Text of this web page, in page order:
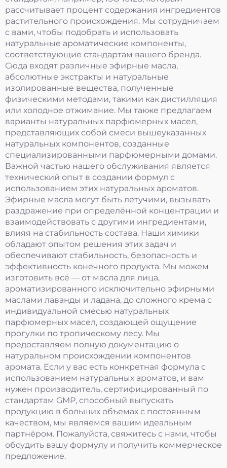
рассчитывает процент содержания ингредиентов
растительного происхождения. Мы сотрудничаем
с вами, чтобы подобрать и использовать
натуральные ароматические компоненты,
соответствующие стандартам вашего бренда.
Сюда входят различные эфирные масла,
абсолютные экстракты и натуральные
изолированные вещества, полученные
физическими методами, такими как дистилляция
или холодное отжимание. Мы также предлагаем
варианты натуральных парфюмерных масел,
представляющих собой смеси вышеуказанных
натуральных компонентов, созданные
специализированными парфюмерными домами.
Важной частью нашего обслуживания является
технический опыт в создании формул с
использованием этих натуральных ароматов.
Эфирные масла могут быть летучими, вызывать
раздражение при определённой концентрации и
взаимодействовать с другими ингредиентами,
влияя на стабильность состава. Наши химики
обладают опытом решения этих задач и
обеспечивают стабильность, безопасность и
эффективность конечного продукта. Мы можем
изготовить всё — от масла для лица,
ароматизированного исключительно эфирными
маслами лаванды и ладана, до сложного крема с
индивидуальной смесью натуральных
парфюмерных масел, создающей ощущение
прогулки по тропическому лесу. Мы
предоставляем полную документацию о
натуральном происхождении компонентов
аромата. Если у вас есть конкретная формула с
использованием натуральных ароматов, и вам
нужен производитель, сертифицированный по
стандартам GMP, способный выпускать
продукцию в больших объемах с постоянным
качеством, мы являемся вашим идеальным
партнёром. Пожалуйста, свяжитесь с нами, чтобы
обсудить вашу формулу и получить коммерческое
предложение.